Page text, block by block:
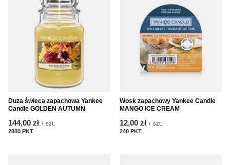
Duża świeca zapachowa Yankee
Candle GOLDEN AUTUMN
144,00 zł / szt.
2880 PKT
Wosk zapachowy Yankee Candle
MANGO ICE CREAM
12,00 zł / szt.
240 PKT